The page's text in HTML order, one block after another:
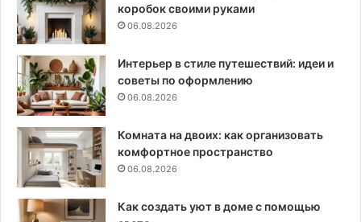
коробок своими руками
06.08.2026
Интерьер в стиле путешествий: идеи и
советы по оформлению
06.08.2026
Комната на двоих: как организовать
комфортное пространство
06.08.2026
Как создать уют в доме с помощью